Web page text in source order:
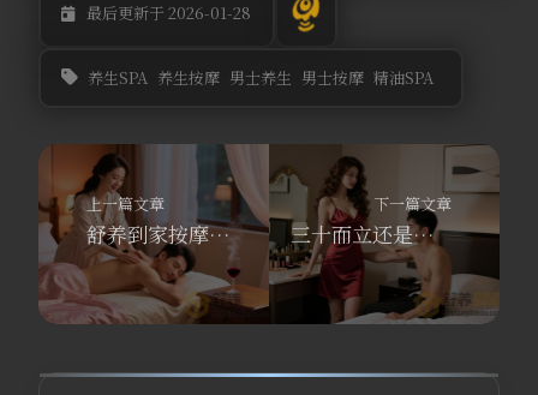
最后更新于 2026-01-28
养生SPA 养生按摩 男士养生 男士按摩 精油SPA
上一篇文章
舒养到家按摩技师揭秘：为什么成功男士每周都要做一次养生SPA？
下一篇文章
三十而立还是三十而"疲"？舒养到家按摩技师教你男士养生不止靠枸杞